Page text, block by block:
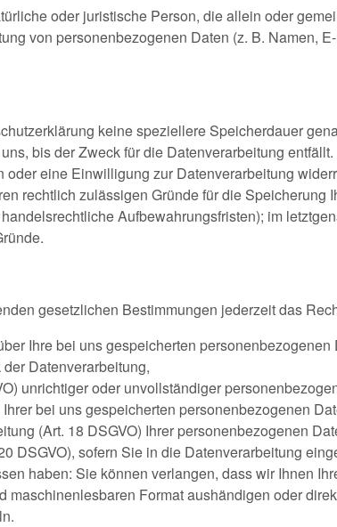
oder juristische Person, die allein oder
von personenbezogenen Daten (z. B. Namen,
keine speziellere Speicherdauer
bis der Zweck für die Datenverarbeitung
oder eine Einwilligung zur Datenverarbeitung
rechtlich zulässigen Gründe für die Speicherung
Aufbewahrungsfristen); im
gesetzlichen Bestimmungen jederzeit das
Ihre bei uns gespeicherten personenbezogenen
Datenverarbeitung,
unrichtiger oder unvollständiger
bei uns gespeicherten personenbezogenen
(Art. 18 DSGVO) Ihrer personenbezogenen
DSGVO), sofern Sie in die Datenverarbeitung
haben: Sie können verlangen, dass wir Ihnen
maschinenlesbaren Format aushändigen oder